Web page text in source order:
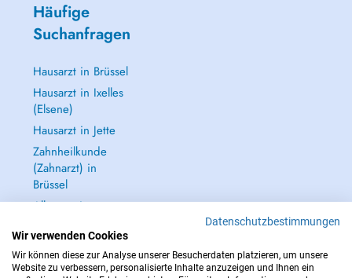
Häufige
Suchanfragen
Hausarzt in Brüssel
Hausarzt in Ixelles
(Elsene)
Hausarzt in Jette
Zahnheilkunde
(Zahnarzt) in
Brüssel
Alle anzeigen →
Datenschutzbestimmungen
Wir verwenden Cookies
Wir können diese zur Analyse unserer Besucherdaten platzieren, um unsere
Website zu verbessern, personalisierte Inhalte anzuzeigen und Ihnen ein